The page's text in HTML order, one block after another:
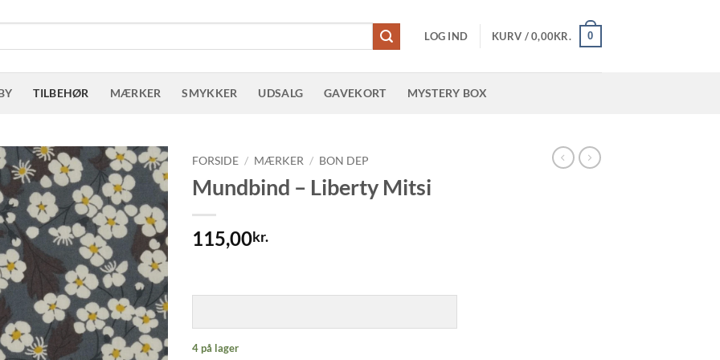
LOG IND KURV /0,00KR. 0
TILBEHØR MÆRKER SMYKKER UDSALG GAVEKORT MYSTERY BOX
FORSIDE / MÆRKER / BON DEP
Mundbind – Liberty Mitsi
115,00kr.
4 på lager